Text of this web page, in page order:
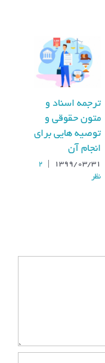
ترجمه اسناد و
متون حقوقی و
توصیه هایی برای
انجام آن
۱۳۹۹/۰۳/۳۱
2
نظر